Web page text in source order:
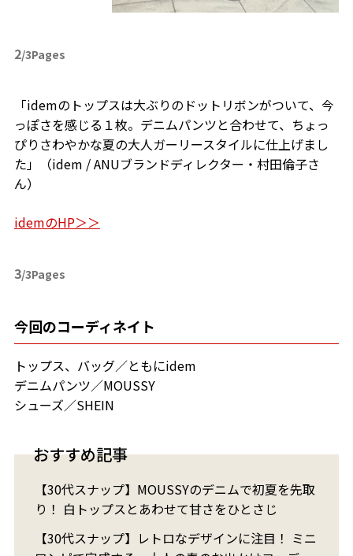
2/3Pages
「idemのトップスは大ぶりのドットリボンがついて、今
っぽさを感じる１枚。デニムパンツと合わせて、ちょっ
ぴりさわやかな夏の大人ガーリースタイルに仕上げまし
た」（idem / ANUブランドディレクター・村田倫子さ
ん）
idemのHP＞＞
3/3Pages
今回のコーディネイト
トップス、バッグ／ともにidem
デニムパンツ／MOUSSY
シューズ／SHEIN
おすすめ記事
【30代スナップ】MOUSSYのデニムで初夏を先取
り！ 白トップスとあわせて甘さをひとさじ
【30代スナップ】レトロなデザインに注目！ ミニ